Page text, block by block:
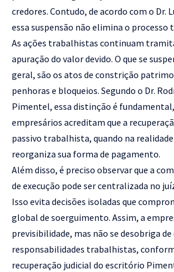
credores. Contudo, de acordo com o Dr.
essa suspensão não elimina o processo
As ações trabalhistas continuam
apuração do valor devido. O que se
geral, são os atos de constrição
penhoras e bloqueios. Segundo o Dr.
Pimentel, essa distinção é
empresários acreditam que a
passivo trabalhista, quando na
reorganiza sua forma de pagamento.
Além disso, é preciso observar que a
de execução pode ser centralizada no
Isso evita decisões isoladas que
global de soerguimento. Assim, a
previsibilidade, mas não se desobriga
responsabilidades trabalhistas,
recuperação judicial do escritório